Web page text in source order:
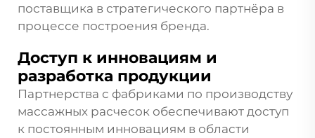
поставщика в стратегического партнёра в
процессе построения бренда.
Доступ к инновациям и
разработка продукции
Партнерства с фабриками по производству
массажных расчесок обеспечивают доступ
к постоянным инновациям в области